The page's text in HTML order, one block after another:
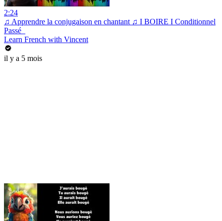
2:24
♫ Apprendre la conjugaison en chantant ♫ I BOIRE I Conditionnel
Passé_
Learn French with Vincent
il y a 5 mois